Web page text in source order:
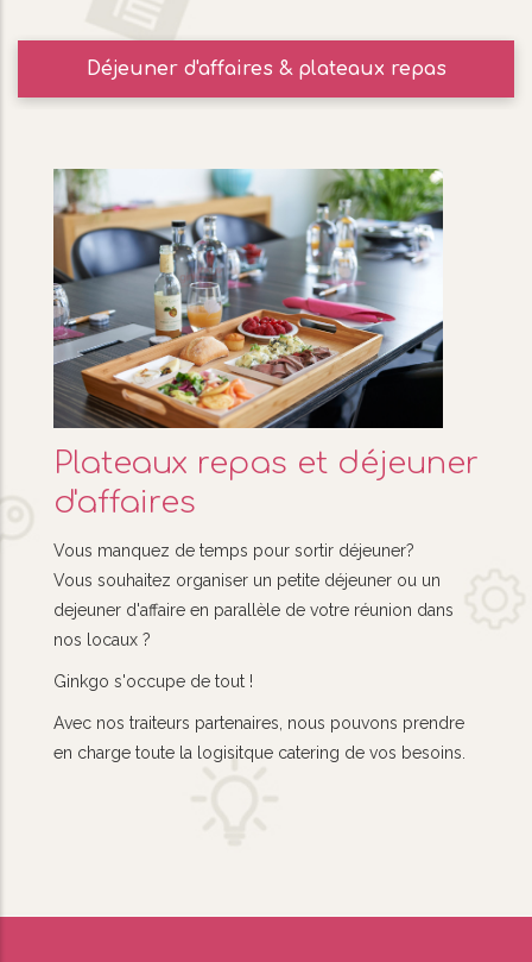
Déjeuner d'affaires & plateaux repas
Plateaux repas et déjeuner
d'affaires
Vous manquez de temps pour sortir déjeuner?
Vous souhaitez organiser un petite déjeuner ou un
dejeuner d'affaire en parallèle de votre réunion dans
nos locaux ?
Ginkgo s'occupe de tout !
Avec nos traiteurs partenaires, nous pouvons prendre
en charge toute la logisitque catering de vos besoins.